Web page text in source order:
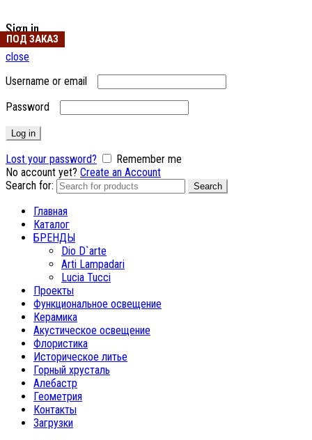
Sign in
close
Username or email
Password
Log in
Lost your password?
Remember me
No account yet? Create an Account
Search for:
Search
Главная
Каталог
БРЕНДЫ
Dio D`arte
Arti Lampadari
Lucia Tucci
Проекты
Функциональное освещение
Керамика
Акустическое освещение
Флористика
Историческое литье
Горный хрусталь
Алебастр
Геометрия
Контакты
Загрузки
ПОД ЗАКАЗ
ПОД ЗАКАЗ